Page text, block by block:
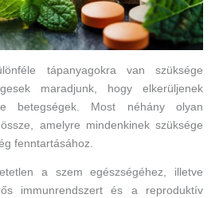
tápanyagokra van szüksége
maradjunk, hogy elkerüljenek
betegségek. Most néhány olyan
amelyre mindenkinek szüksége
fenntartásához.
a szem egészségéhez, illetve
immunrendszert és a reproduktív